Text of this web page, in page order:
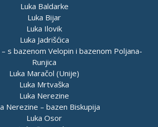
Luka Baldarke
Luka Bijar
Luka Ilovik
Luka Jadrišćica
– s bazenom Velopin i bazenom Poljana-
Runjica
Luka Maračol (Unije)
Luka Mrtvaška
Luka Nerezine
Nerezine – bazen Biskupija
Luka Osor